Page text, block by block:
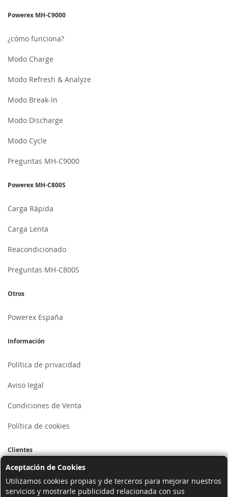
Aceptación de Cookies
Utilizamos cookies propias y de terceros para mejorar nuestros
servicios y mostrarle publicidad relacionada con sus
Powerex MH-C9000
¿cómo funciona?
Modo Charge
Modo Refresh & Analyze
Modo Break-In
Modo Discharge
Modo Cycle
Preguntas MH-C9000
Powerex MH-C800S
Carga Rápida
Carga Lenta
Reacondicionado
Preguntas MH-C800S
Otros
Powerex España
Información
Política de privacidad
Aviso legal
Condiciones de Venta
Política de cookies
Clientes
Mi cuenta
Registrarse